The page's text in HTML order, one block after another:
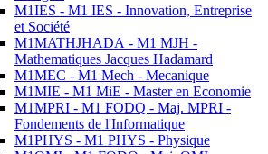
M1IES - M1 IES - Innovation, Entreprise
et Société
M1MATHJHADA - M1 MJH -
Mathematiques Jacques Hadamard
M1MEC - M1 Mech - Mecanique
M1MIE - M1 MiE - Master en Economie
M1MPRI - M1 FODQ - Maj. MPRI -
Fondements de l'Informatique
M1PHYS - M1 PHYS - Physique